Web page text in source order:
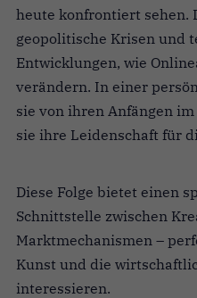
heute konfrontiert sehen.
geopolitische Krisen und
Entwicklungen, wie
verändern. In einer
sie von ihren Anfängen
sie ihre Leidenschaft für
Diese Folge bietet einen
Schnittstelle zwischen
Marktmechanismen –
Kunst und die
interessieren.